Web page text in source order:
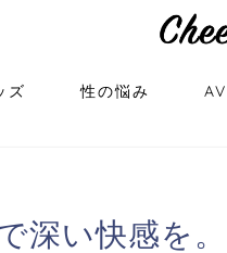
ズ 性の悩み AV
深い快感を